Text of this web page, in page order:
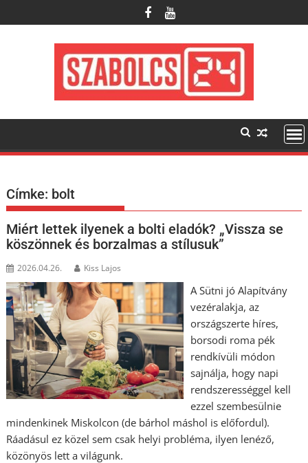
to
Címke: bolt
Miért lettek ilyenek a bolti eladók? „Vissza se
köszönnek és borzalmas a stílusuk”
2026.04.26. Kiss Lajos
A Sütni jó Alapítvány
vezéralakja, az
országszerte híres,
borsodi roma pék
rendkívüli módon
sajnálja, hogy napi
rendszerességgel kell
ezzel szembesülnie
mindenkinek Miskolcon (de bárhol máshol is előfordul).
Ráadásul ez közel sem csak helyi probléma, ilyen lenéző,
közönyös lett a világunk.